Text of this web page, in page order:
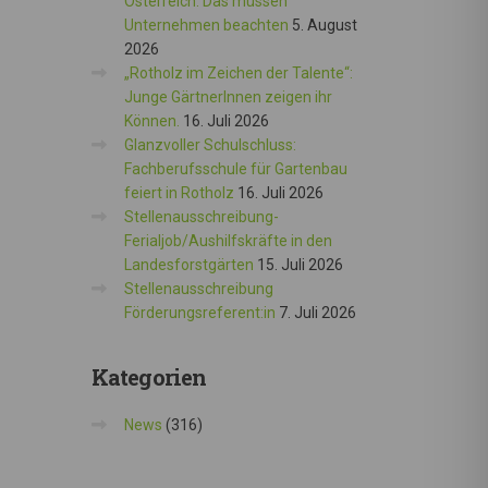
Unternehmen beachten 5. August
2026
„Rotholz im Zeichen der Talente“:
Junge GärtnerInnen zeigen ihr
Können. 16. Juli 2026
Glanzvoller Schulschluss:
Fachberufsschule für Gartenbau
feiert in Rotholz 16. Juli 2026
Stellenausschreibung-
Ferialjob/Aushilfskräfte in den
Landesforstgärten 15. Juli 2026
Stellenausschreibung
Förderungsreferent:in 7. Juli 2026
Kategorien
News (316)